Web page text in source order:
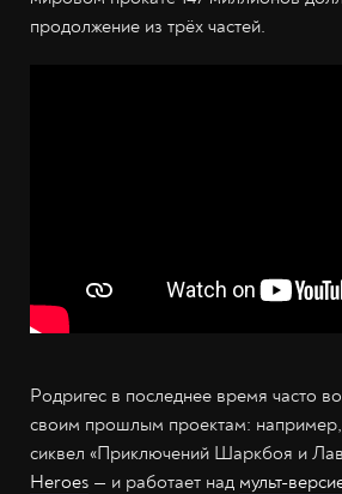
продолжение из трёх частей.
Родригес в последнее время часто
своим прошлым проектам: например,
сиквел «Приключений Шаркбоя и
Heroes — и работает над мульт-